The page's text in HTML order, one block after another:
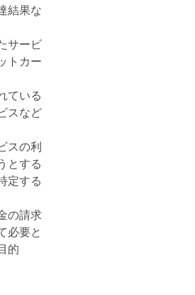
結果な
サービ
トカー
ている
スなど
スの利
とする
定する
の請求
必要と
的